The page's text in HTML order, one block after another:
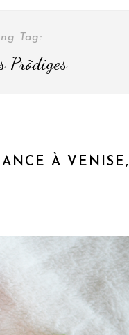
Tag:
Prödiges
À VENISE,